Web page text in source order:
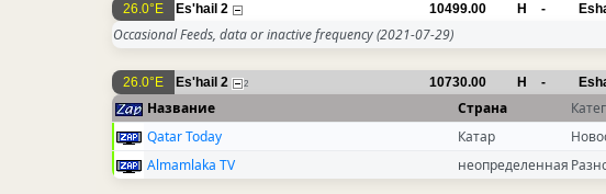
26.0°E Es'hail 2 10499.00 H -
Occasional Feeds, data or inactive frequency(2021-07-29)
26.0°E Es'hail 2 2 10730.00 H -
Название Страна
Qatar Today
Катар
Almamlaka TV
неопределенная